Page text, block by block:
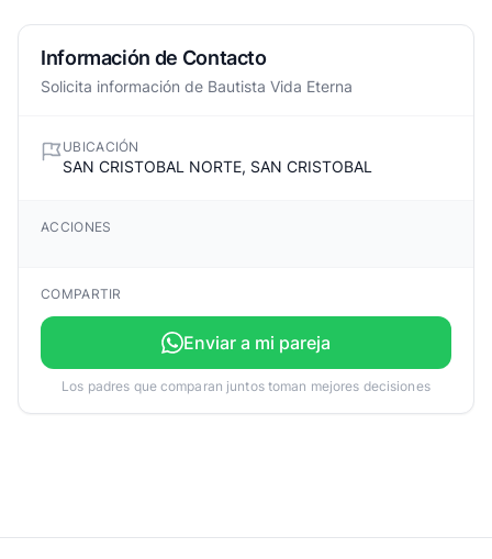
Información de Contacto
Solicita información de Bautista Vida Eterna
UBICACIÓN
SAN CRISTOBAL NORTE, SAN CRISTOBAL
ACCIONES
COMPARTIR
Enviar a mi pareja
Los padres que comparan juntos toman mejores decisiones